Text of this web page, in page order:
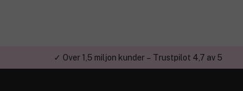
✓ Över 1,5 miljon kunder – Trustpilot 4,7 av 5